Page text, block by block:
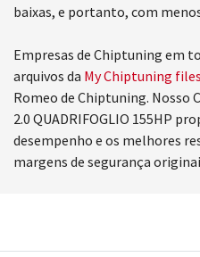
baixas, e portanto, com
Empresas de Chiptuning em
arquivos da My Chiptuning files
Romeo de Chiptuning.
2.0 QUADRIFOGLIO 155HP
desempenho e os melhores
margens de segurança